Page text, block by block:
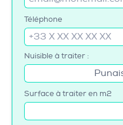
Téléphone
Nuisible à traiter :
Surface à traiter en m2